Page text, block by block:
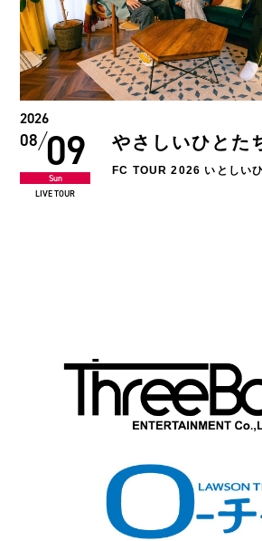
2026
08 09
Sun
LIVE TOUR
やさしいひとた
FC TOUR 2026 いとしいひ